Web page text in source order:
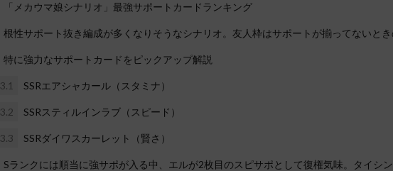
「メカウマ娘シナリオ」最強サポートカードランキング
根性サポート抜き編成が多くなりそうなシナリオ。友人枠はサポートが揃ってないと
特に強力なサポートカードをピックアップ解説
3.1 SSRエアシャカール（スタミナ）
3.2 SSRスティルインラブ（スピード）
3.3 SSRダイワスカーレット（賢さ）
Sランクには順当に強サポが入る中、エルが2枚目のスピサポとして復権気味。タイシ